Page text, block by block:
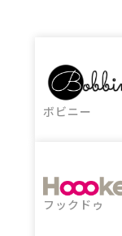
ボビニー
フックドゥ